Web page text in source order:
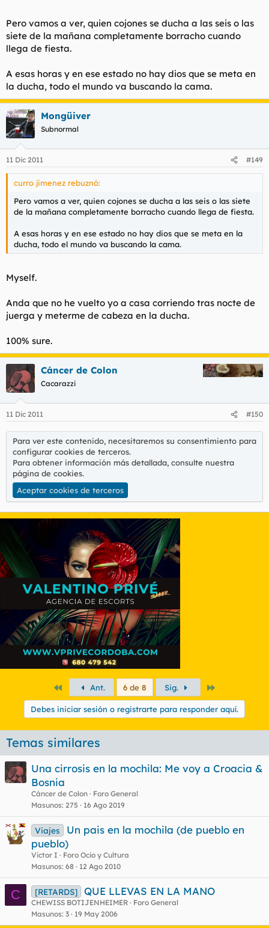
Pero vamos a ver, quien cojones se ducha a las seis o las
siete de la mañana completamente borracho cuando
llega de fiesta.
A esas horas y en ese estado no hay dios que se meta en
la ducha, todo el mundo va buscando la cama.
Mongüiver
Subnormal
11 Dic 2011 #149
curro jimenez rebuznó:
Pero vamos a ver, quien cojones se ducha a las seis o las siete
de la mañana completamente borracho cuando llega de fiesta.
A esas horas y en ese estado no hay dios que se meta en la
ducha, todo el mundo va buscando la cama.
Myself.
Anda que no he vuelto yo a casa corriendo tras nocte de
juerga y meterme de cabeza en la ducha.
100% sure.
Cáncer de Colon
Cacarazzi
11 Dic 2011 #150
Para ver este contenido, necesitaremos su consentimiento para
configurar cookies de terceros.
Para obtener información más detallada, consulte nuestra
página de cookies.
Aceptar cookies de terceros
PrimeroAnt. 6 de 8 Sig.
Debes iniciar sesión o registrarte para responder aquí.
Temas similares
Una cirrosis en la mochila: Me voy a Croacia &
Bosnia
Cáncer de Colon
Foro General
Masunos 275 16 Ago 2019
Viajes
Un pais en la mochila (de pueblo en
pueblo)
Victor I
Foro Ocio y Cultura
Masunos 68 12 Ago 2010
C [RETARDS] QUE LLEVAS EN LA MANO
CHEWISS BOTIJENHEIMER
Foro General
Masunos 3 19 May 2006